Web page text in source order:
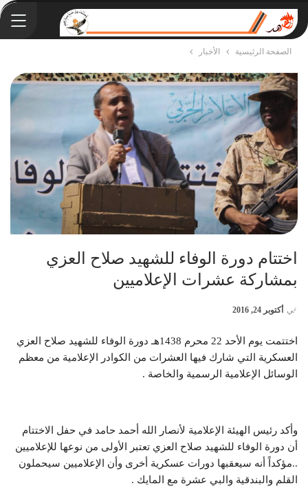
الصفحة الرئيسية الأخبار
اختتام دورة الوفاء للشهيد صلاح العزي
بمشاركة عشرات الإعلاميين
في أكتوبر 24, 2016
اختتمت يوم الأحد 22 محرم 1438هـ دورة الوفاء للشهيد صلاح العزي
العسكرية التي شارك فيها العشرات من الكوادر الإعلامية من معظم
الوسائل الإعلامية الرسمية والخاصة .
وأكد رئيس الهيئة الإعلامية لأنصار الله أحمد حامد في حفل الاختتام
أن دورة الوفاء للشهيد صلاح العزي تعتبر الأولى من نوعها للإعلاميين
..مؤكداً أنه سيعقبها دورات عسكرية أخرى وأن الإعلاميين سيحملون
القلم والبندقية والبي عشرة مع المايك .